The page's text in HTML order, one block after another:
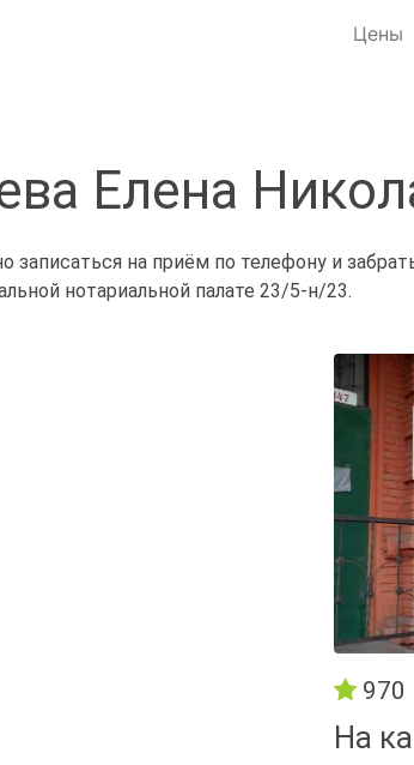
Цены
Елена
на приём по телефону и
нотариальной палате 23/5-н/23.
970
На